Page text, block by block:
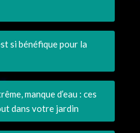
si bénéfique pour la
manque d’eau : ces
dans votre jardin